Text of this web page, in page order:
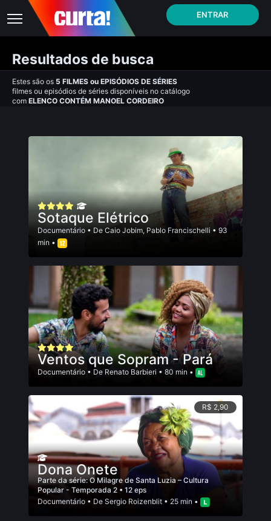
ENTRAR
Resultados de busca
Estes são os 5 FILMES ou EPISÓDIOS DE SÉRIES
filmes ou episódios de séries disponíveis no catálogo
com ELENCO CONTÉM MANOEL CORDEIRO
Sotaque Elétrico
Documentário • De Caio Jobim, Pablo Francischelli • 93
min •
Ventos que Sopram - Pará
Documentário • De Renato Barbieri • 80 min •
R$ 2,90
Dona Onete
Parte da série:O Milagre de Santa Luzia – Cultura
Popular - Temporada 2 • 12 eps
Documentário • De Sergio Roizenblit • 25 min •